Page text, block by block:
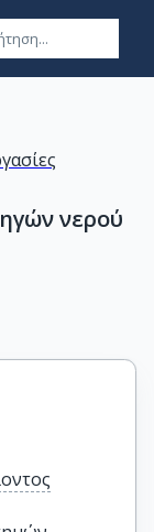
νερού